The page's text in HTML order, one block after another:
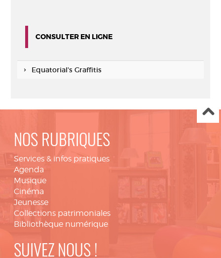
CONSULTER EN LIGNE
Equatorial's Graffitis
NOS RUBRIQUES
Services & infos pratiques
Agenda
Musique
Cinéma
Jeunesse
Collections patrimoniales
Bibliothèque numérique
SUIVEZ NOUS !